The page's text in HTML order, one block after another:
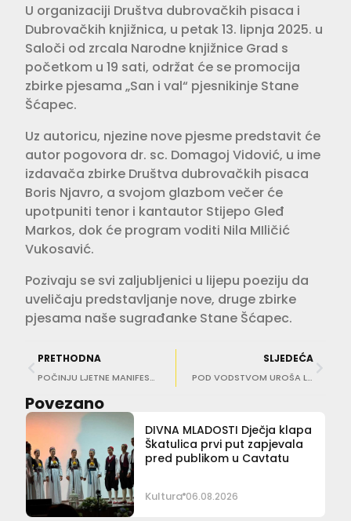
U organizaciji Društva dubrovačkih pisaca i
Dubrovačkih knjižnica, u petak 13. lipnja 2025. u
Saloči od zrcala Narodne knjižnice Grad s
početkom u 19 sati, održat će se promocija
zbirke pjesama „San i val“ pjesnikinje Stane
Šćapec.
Uz autoricu, njezine nove pjesme predstavit će
autor pogovora dr. sc. Domagoj Vidović, u ime
izdavača zbirke Društva dubrovačkih pisaca
Boris Njavro, a svojom glazbom večer će
upotpuniti tenor i kantautor Stijepo Gleđ
Markos, dok će program voditi Nila MIličić
Vukosavić.
Pozivaju se svi zaljubljenici u lijepu poeziju da
uveličaju predstavljanje nove, druge zbirke
pjesama naše sugrađanke Stane Šćapec.
PRETHODNA
POČINJU LJETNE MANIFESTACIJE Donosimo program za četvrtak i petak
SLJEDEĆA
POD VODSTVOM UROŠA LAJOVICA Hornist Radovan Vlatković nastupio uz DSO u Kneževom dvoru
Povezano
DIVNA MLADOSTI Dječja klapa
Škatulica prvi put zapjevala
pred publikom u Cavtatu
Kultura 06.08.2026